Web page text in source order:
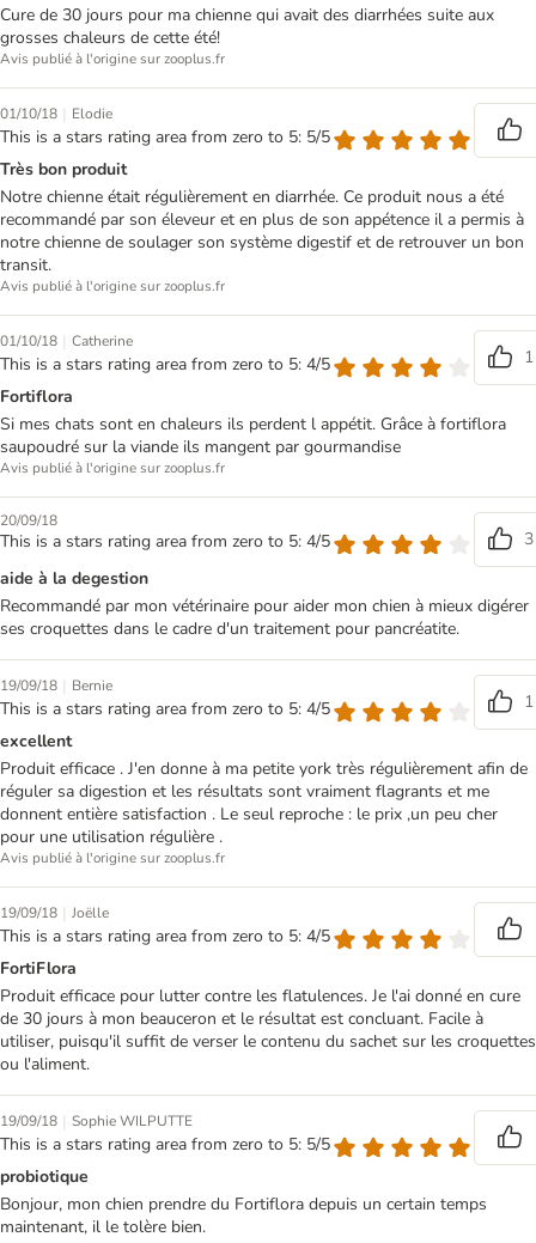
Cure de 30 jours pour ma chienne qui avait des diarrhées suite aux
grosses chaleurs de cette été!
Avis publié à l'origine sur zooplus.fr
01/10/18 | Elodie
This is a stars rating area from zero to 5: 5/5
Très bon produit
Notre chienne était régulièrement en diarrhée. Ce produit nous a été
recommandé par son éleveur et en plus de son appétence il a permis à
notre chienne de soulager son système digestif et de retrouver un bon
transit.
Avis publié à l'origine sur zooplus.fr
01/10/18 | Catherine
This is a stars rating area from zero to 5: 4/5
1
Fortiflora
Si mes chats sont en chaleurs ils perdent l appétit. Grâce à fortiflora
saupoudré sur la viande ils mangent par gourmandise
Avis publié à l'origine sur zooplus.fr
20/09/18
This is a stars rating area from zero to 5: 4/5
3
aide à la degestion
Recommandé par mon vétérinaire pour aider mon chien à mieux digérer
ses croquettes dans le cadre d'un traitement pour pancréatite.
19/09/18 | Bernie
This is a stars rating area from zero to 5: 4/5
1
excellent
Produit efficace . J'en donne à ma petite york très régulièrement afin de
réguler sa digestion et les résultats sont vraiment flagrants et me
donnent entière satisfaction . Le seul reproche : le prix ,un peu cher
pour une utilisation régulière .
Avis publié à l'origine sur zooplus.fr
19/09/18 | Joëlle
This is a stars rating area from zero to 5: 4/5
FortiFlora
Produit efficace pour lutter contre les flatulences. Je l'ai donné en cure
de 30 jours à mon beauceron et le résultat est concluant. Facile à
utiliser, puisqu'il suffit de verser le contenu du sachet sur les croquettes
ou l'aliment.
19/09/18 | Sophie WILPUTTE
This is a stars rating area from zero to 5: 5/5
probiotique
Bonjour, mon chien prendre du Fortiflora depuis un certain temps
maintenant, il le tolère bien.